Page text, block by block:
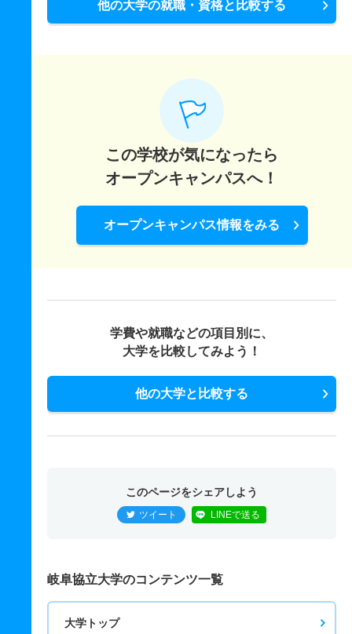
他の大学の就職・資格と比較する
この学校が気になったら
オープンキャンパスへ！
オープンキャンパス情報をみる
学費や就職などの項目別に、
大学を比較してみよう！
他の大学と比較する
このページをシェアしよう
ツイート LINEで送る
岐阜協立大学のコンテンツ一覧
大学トップ